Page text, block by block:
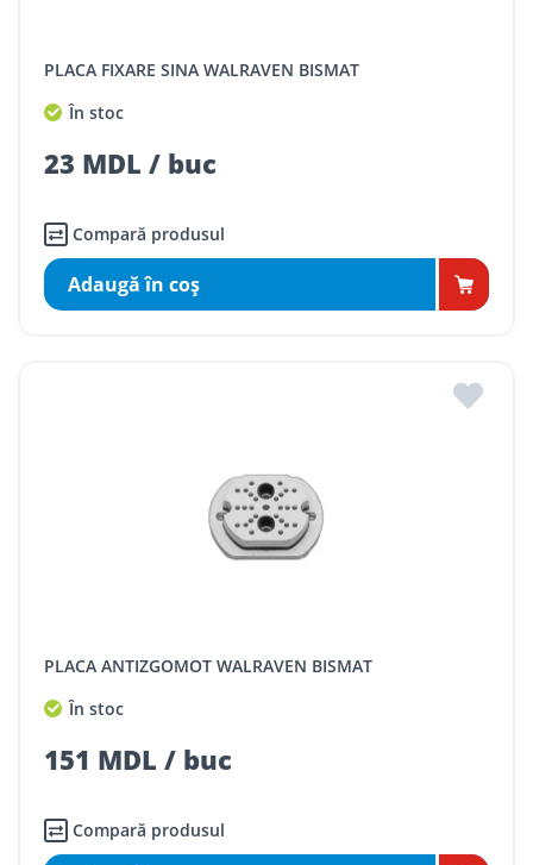
PLACA FIXARE SINA WALRAVEN BISMAT
În stoc
23 MDL / buc
Compară produsul
Adaugă în coş
PLACA ANTIZGOMOT WALRAVEN BISMAT
În stoc
151 MDL / buc
Compară produsul